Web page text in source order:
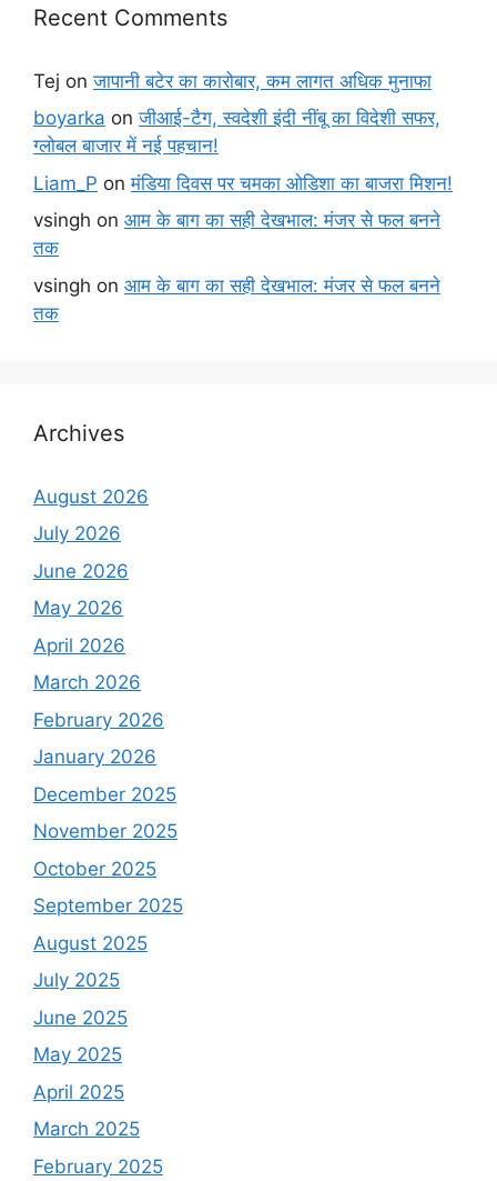
Recent Comments
Tej onजापानी बटेर का कारोबार, कम लागत अधिक मुनाफा
boyarka onजीआई-टैग, स्वदेशी इंदी नींबू का विदेशी सफर,
ग्लोबल बाजार में नई पहचान!
Liam_P onमंडिया दिवस पर चमका ओडिशा का बाजरा मिशन!
vsingh on आम के बाग का सही देखभाल: मंजर से फल बनने
तक
vsingh on आम के बाग का सही देखभाल: मंजर से फल बनने
तक
Archives
August 2026
July 2026
June 2026
May 2026
April 2026
March 2026
February 2026
January 2026
December 2025
November 2025
October 2025
September 2025
August 2025
July 2025
June 2025
May 2025
April 2025
March 2025
February 2025